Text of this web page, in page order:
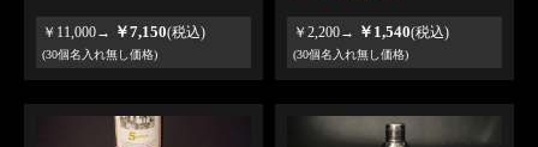
￥11,000→ ￥7,150(税込)
(30個名入れ無し価格)
￥2,200→ ￥1,540(税込)
(30個名入れ無し価格)